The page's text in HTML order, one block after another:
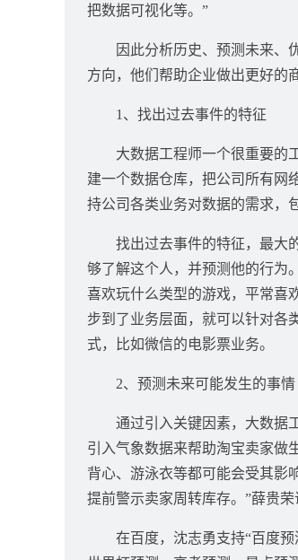
把数据可视化等。”
因此分析历史、预测未来、优
方向，他们帮助企业做出更好的
1、找出过去事件的特征
大数据工程师一个很重要的工
建一个数据仓库，把公司所有网
持公司各类业务对数据的需求，
找出过去事件的特征，最大的
够了解这个人，并预测他的行为
喜欢玩什么类型的游戏，平常喜
步到了业务层面，就可以针对各
式，比如微信的电影票业务。
2、预测未来可能发生的事情
通过引入关键因素，大数据工
引入气象数据来帮助淘宝卖家做
背心、游泳衣等都可能会受其影
提前警示卖家周转库存。”薛贵荣
在百度，沈志勇支持“百度预